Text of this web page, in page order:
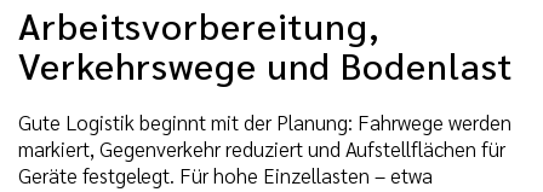
Arbeitsvorbereitung,
Verkehrswege und Bodenlast
Gute Logistik beginnt mit der Planung: Fahrwege werden
markiert, Gegenverkehr reduziert und Aufstellflächen für
Geräte festgelegt. Für hohe Einzellasten – etwa